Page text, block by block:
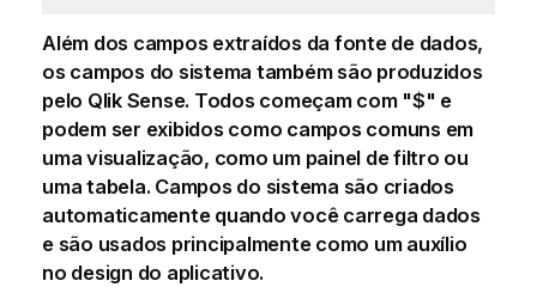
Além dos campos extraídos da fonte de dados,
os campos do sistema também são produzidos
pelo Qlik Sense. Todos começam com "$" e
podem ser exibidos como campos comuns em
uma visualização, como um painel de filtro ou
uma tabela. Campos do sistema são criados
automaticamente quando você carrega dados
e são usados principalmente como um auxílio
no design do aplicativo.